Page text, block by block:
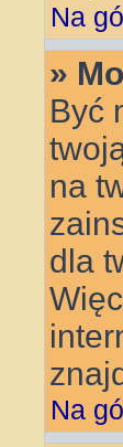
Na
»
Być
na
dla
Na